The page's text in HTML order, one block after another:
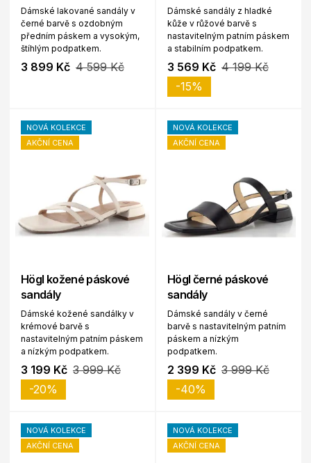
Dámské lakované sandály v
černé barvě s ozdobným
předním páskem a vysokým,
štíhlým podpatkem.
3 899 Kč 4 599 Kč
Dámské sandály z hladké
kůže v růžové barvě s
nastavitelným patním páskem
a stabilním podpatkem.
3 569 Kč 4 199 Kč
-15%
NOVÁ KOLEKCE
AKČNÍ CENA
Högl kožené páskové
sandály
Dámské kožené sandálky v
krémové barvě s
nastavitelným patním páskem
a nízkým podpatkem.
3 199 Kč 3 999 Kč
-20%
NOVÁ KOLEKCE
AKČNÍ CENA
Högl černé páskové
sandály
Dámské sandály v černé
barvě s nastavitelným patním
páskem a nízkým
podpatkem.
2 399 Kč 3 999 Kč
-40%
NOVÁ KOLEKCE
AKČNÍ CENA
NOVÁ KOLEKCE
AKČNÍ CENA